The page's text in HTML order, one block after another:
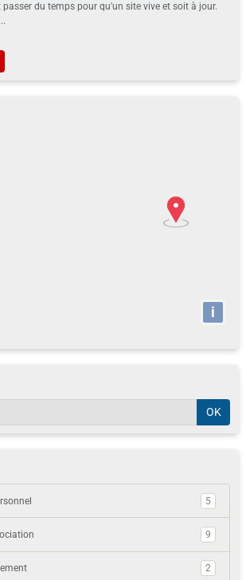
passer du temps pour qu'un site vive et soit à jour.
i
OK
5
9
2